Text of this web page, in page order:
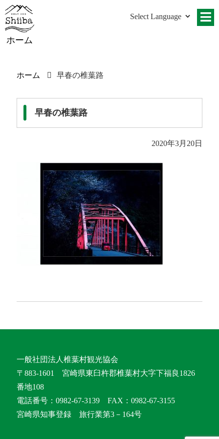
ホーム
ホーム 早春の椎葉路
早春の椎葉路
2020年3月20日
一般社団法人椎葉村観光協会
〒883-1601 宮崎県東臼杵郡椎葉村大字下福良1826
番地108
電話番号：0982-67-3139 FAX：0982-67-3155
宮崎県知事登録 旅行業第3－164号